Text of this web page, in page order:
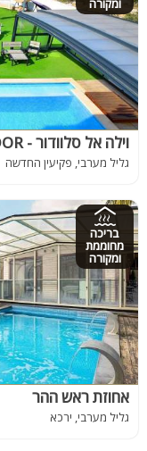
ומקורה
וילה אל סלוודור - L SALVADOR
גליל מערבי, פקיעין החדשה
בריכה
מחוממת
ומקורה
אחוזת ראש ההר
גליל מערבי, ירכא